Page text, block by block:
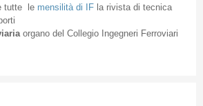
tuttele mensilità di IFla rivista di tecnica
organodel Collegio Ingegneri Ferroviari